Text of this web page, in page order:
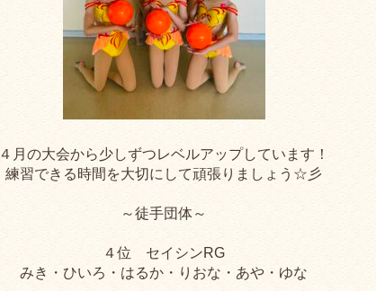
４月の大会から少しずつレベルアップしています！
練習できる時間を大切にして頑張りましょう☆彡
～徒手団体～
４位 セイシンRG
みき・ひいろ・はるか・りおな・あや・ゆな